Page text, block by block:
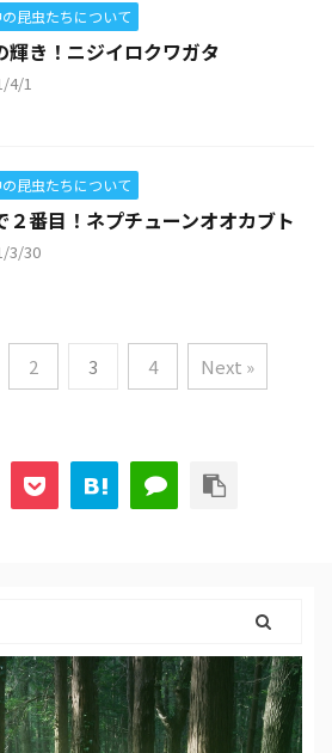
昆虫たちについて
輝き！ニジイロクワガタ
4/1
昆虫たちについて
２番目！ネプチューンオオカブト
3/30
2 3 4 Next »